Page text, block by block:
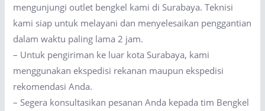
mengunjungi outlet bengkel kami di Surabaya. Teknisi
kami siap untuk melayani dan menyelesaikan penggantian
dalam waktu paling lama 2 jam.
– Untuk pengiriman ke luar kota Surabaya, kami
menggunakan ekspedisi rekanan maupun ekspedisi
rekomendasi Anda.
– Segera konsultasikan pesanan Anda kepada tim Bengkel